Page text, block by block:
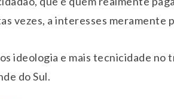
vezes, a interesses meramente
ideologia e mais tecnicidade no
do Sul.